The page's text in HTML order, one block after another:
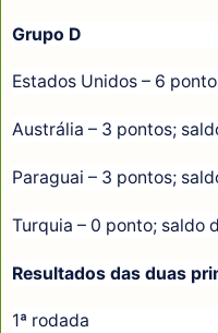
Grupo D
Estados Unidos – 6
Austrália – 3 pontos;
Paraguai – 3 pontos;
Turquia – 0 ponto; saldo
Resultados das duas
1ª rodada